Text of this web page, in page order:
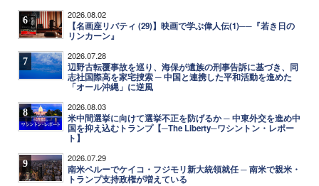
6 2026.08.02
【名画座リバティ (29)】映画で学ぶ偉人伝(1)──『若き日の
リンカーン』
7 2026.07.28
辺野古転覆事故を巡り、海保が遺族の刑事告訴に基づき、同
志社国際高を家宅捜索 ─ 中国と連携した平和活動を進めた
「オール沖縄」に逆風
8 2026.08.03
米中間選挙に向けて選挙不正を防げるか ─ 中東外交を進め中
国を抑え込むトランプ【─The Liberty─ワシントン・レポー
ト】
9 2026.07.29
南米ペルーでケイコ・フジモリ新大統領就任 ─ 南米で親米・
トランプ支持政権が増えている